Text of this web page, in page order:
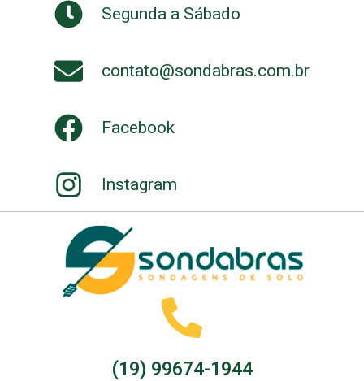
Segunda a Sábado
contato@sondabras.com.br
Facebook
Instagram
(19) 99674-1944